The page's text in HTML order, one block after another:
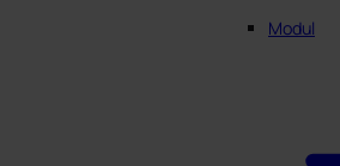
Modul